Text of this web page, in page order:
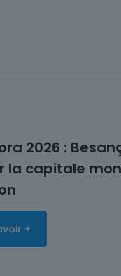
2026 :
la capitale
+